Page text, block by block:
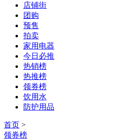
店铺街
团购
预售
拍卖
家用电器
今日必推
热销榜
热推榜
领券榜
饮用水
防护用品
首页 >
领券榜